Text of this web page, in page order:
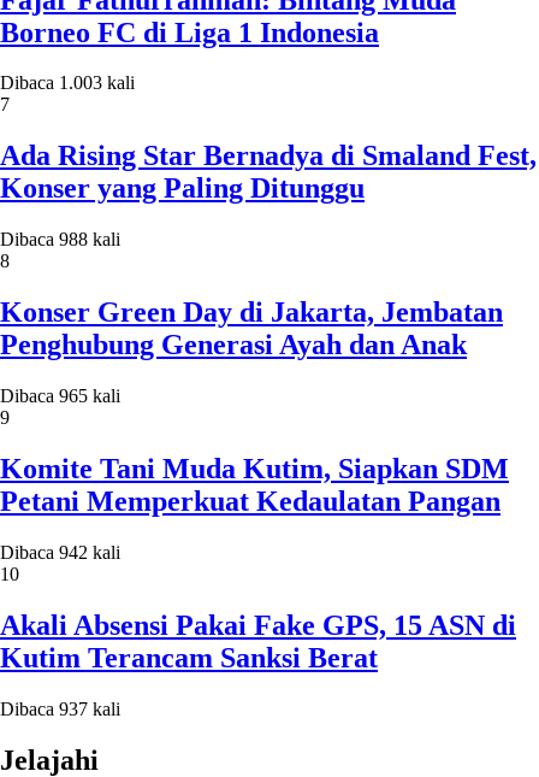
Borneo FC di Liga 1 Indonesia
Dibaca 1.003 kali
7
Ada Rising Star Bernadya di Smaland Fest,
Konser yang Paling Ditunggu
Dibaca 988 kali
8
Konser Green Day di Jakarta, Jembatan
Penghubung Generasi Ayah dan Anak
Dibaca 965 kali
9
Komite Tani Muda Kutim, Siapkan SDM
Petani Memperkuat Kedaulatan Pangan
Dibaca 942 kali
10
Akali Absensi Pakai Fake GPS, 15 ASN di
Kutim Terancam Sanksi Berat
Dibaca 937 kali
Jelajahi